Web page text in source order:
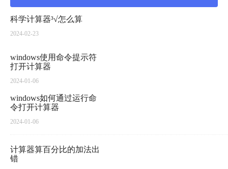
科学计算器³√怎么算
2024-02-23
windows使用命令提示符
打开计算器
2024-01-06
windows如何通过运行命
令打开计算器
2024-01-06
计算器算百分比的加法出
错